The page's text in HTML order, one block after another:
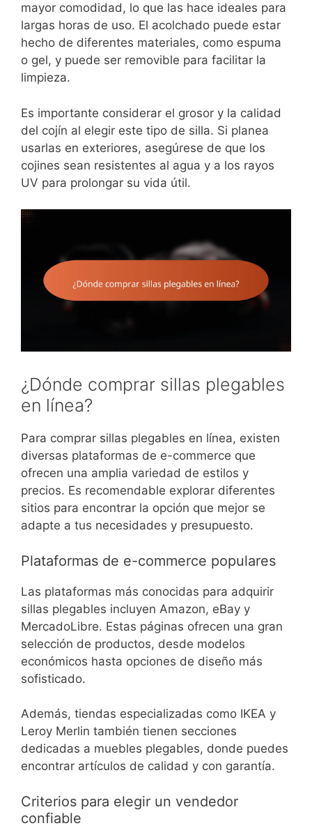
mayor comodidad, lo que las hace ideales para
largas horas de uso. El acolchado puede estar
hecho de diferentes materiales, como espuma
o gel, y puede ser removible para facilitar la
limpieza.
Es importante considerar el grosor y la calidad
del cojín al elegir este tipo de silla. Si planea
usarlas en exteriores, asegúrese de que los
cojines sean resistentes al agua y a los rayos
UV para prolongar su vida útil.
¿Dónde comprar sillas plegables
en línea?
Para comprar sillas plegables en línea, existen
diversas plataformas de e-commerce que
ofrecen una amplia variedad de estilos y
precios. Es recomendable explorar diferentes
sitios para encontrar la opción que mejor se
adapte a tus necesidades y presupuesto.
Plataformas de e-commerce populares
Las plataformas más conocidas para adquirir
sillas plegables incluyen Amazon, eBay y
MercadoLibre. Estas páginas ofrecen una gran
selección de productos, desde modelos
económicos hasta opciones de diseño más
sofisticado.
Además, tiendas especializadas como IKEA y
Leroy Merlin también tienen secciones
dedicadas a muebles plegables, donde puedes
encontrar artículos de calidad y con garantía.
Criterios para elegir un vendedor
confiable